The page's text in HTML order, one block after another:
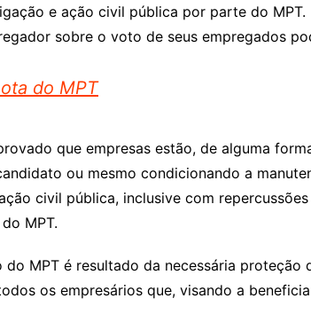
e ação civil pública por parte do
sobre o voto de seus empregados
do MPT
que empresas estão, de alguma
ou mesmo condicionando a
civil pública, inclusive com
MPT.
do MPT é resultado da necessária
os empresários que, visando a